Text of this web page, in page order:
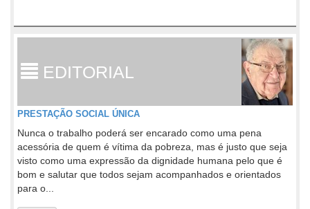
EDITORIAL
PRESTAÇÃO SOCIAL ÚNICA
Nunca o trabalho poderá ser encarado como uma pena
acessória de quem é vítima da pobreza, mas é justo que seja
visto como uma expressão da dignidade humana pelo que é
bom e salutar que todos sejam acompanhados e orientados
para o...